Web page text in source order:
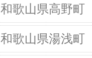
和歌山県高野町
和歌山県湯浅町